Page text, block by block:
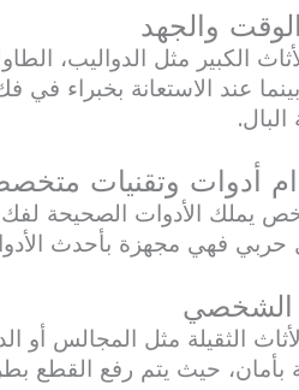
الكبير مثل الدواليب،
عند الاستعانة بخبراء في
الأدوات الصحيحة لفك
فهي مجهزة بأحدث
الثقيلة مثل المجالس أو
بأمان، حيث يتم رفع القطع